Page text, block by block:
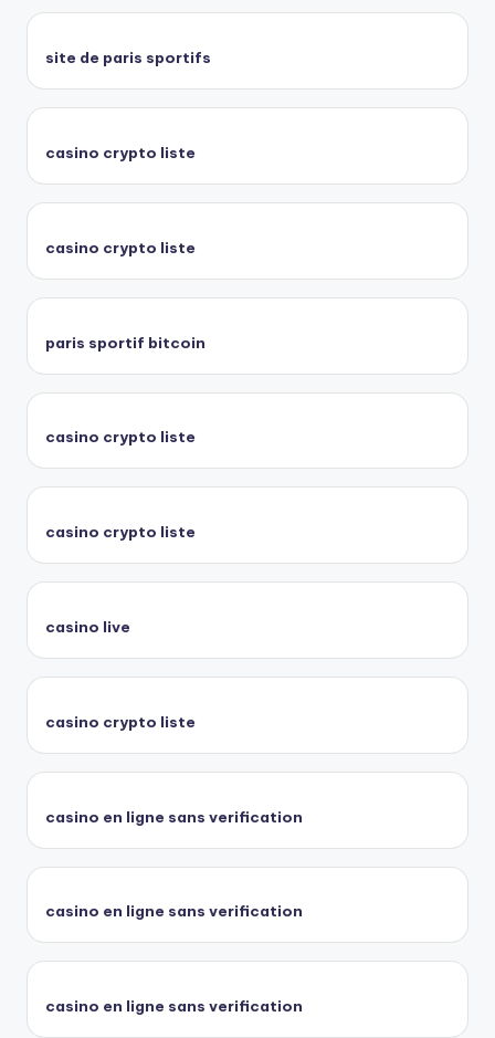
site de paris sportifs
casino crypto liste
casino crypto liste
paris sportif bitcoin
casino crypto liste
casino crypto liste
casino live
casino crypto liste
casino en ligne sans verification
casino en ligne sans verification
casino en ligne sans verification